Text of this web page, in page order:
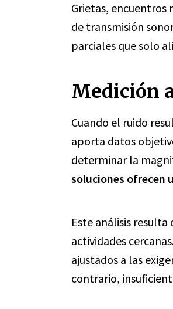
Grietas, encuentros
de transmisión
parciales que solo
Medición
Cuando el ruido
aporta datos
determinar la
soluciones ofrecen
Este análisis resulta
actividades
ajustados a las
contrario,